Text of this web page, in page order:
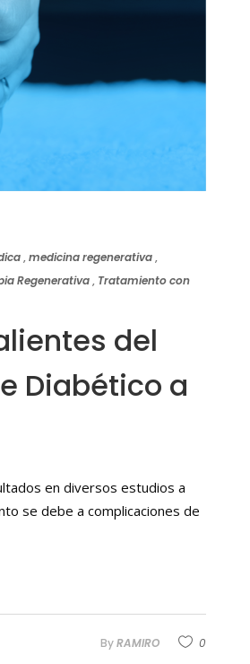
,medicina regenerativa,
Regenerativa, Tratamiento con
del
Diabético a
en diversos estudios a
se debe a complicaciones de
ByRAMIRO 0